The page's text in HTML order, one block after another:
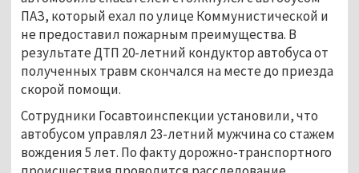
ПАЗ, который ехал по улице Коммунистической и
не предоставил пожарным преимущества. В
результате ДТП 20-летний кондуктор автобуса от
полученных травм скончался на месте до приезда
скорой помощи.
Сотрудники Госавтоинспекции установили, что
автобусом управлял 23-летний мужчина со стажем
вождения 5 лет. По факту дорожно-транспортного